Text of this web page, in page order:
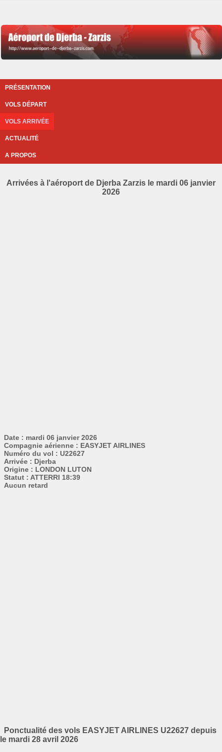
PRÉSENTATION
VOLS DÉPART
VOLS ARRIVÉE
ACTUALITÉ
A PROPOS
Arrivées à l'aéroport de Djerba Zarzis le mardi 06 janvier
2026
Date : mardi 06 janvier 2026
Compagnie aérienne : EASYJET AIRLINES
Numéro du vol : U22627
Arrivée : Djerba
Origine : LONDON LUTON
Statut : ATTERRI 18:39
Aucun retard
Ponctualité des vols EASYJET AIRLINES U22627 depuis
le mardi 28 avril 2026